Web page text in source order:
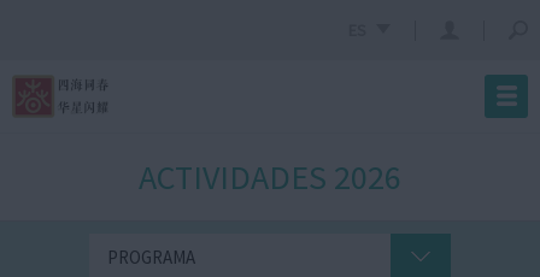
ACTIVIDADES 2026
PROGRAMA